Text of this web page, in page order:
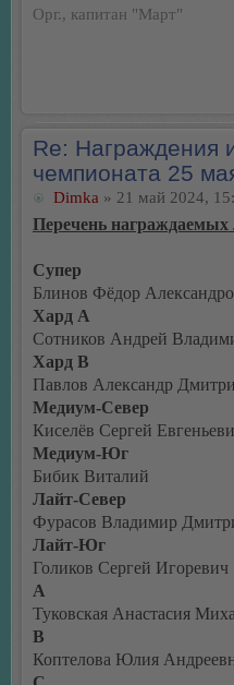
Орг., капитан "Март"
Re: Награждения
чемпионата 25
Dimka » 21 май 2024,
Перечень
Супер
Блинов Фёдор
Хард А
Сотников Андрей
Хард В
Павлов Александр
Медиум-Север
Киселёв Сергей
Медиум-Юг
Бибик Виталий
Лайт-Север
Фурасов Владимир
Лайт-Юг
Голиков Сергей Игоревич
А
Туковская Анастасия
В
Коптелова Юлия